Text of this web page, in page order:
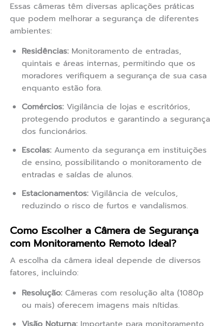
Essas câmeras têm diversas aplicações práticas
que podem melhorar a segurança de diferentes
ambientes:
Residências: Monitoramento de entradas,
quintais e áreas internas, permitindo que os
moradores verifiquem a segurança de sua casa
enquanto estão fora.
Comércios: Vigilância de lojas e escritórios,
protegendo produtos e garantindo a segurança
dos funcionários.
Escolas: Aumento da segurança em instituições
de ensino, possibilitando o monitoramento de
entradas e saídas de alunos.
Estacionamentos: Vigilância de veículos,
reduzindo o risco de furtos e vandalismos.
Como Escolher a Câmera de Segurança
com Monitoramento Remoto Ideal?
A escolha da câmera ideal depende de diversos
fatores, incluindo:
Resolução: Câmeras com resolução alta (1080p
ou mais) oferecem imagens mais nítidas.